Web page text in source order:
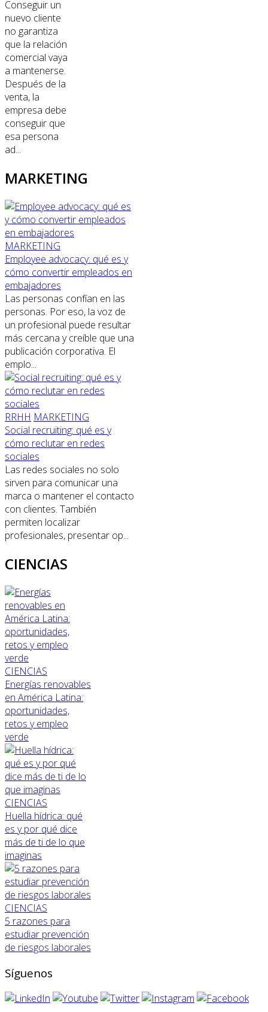
Conseguir un
nuevo cliente
no garantiza
que la relación
comercial vaya
a mantenerse.
Después de la
venta, la
empresa debe
conseguir que
esa persona
ad...
MARKETING
MARKETING
Employee advocacy: qué es y
cómo convertir empleados en
embajadores
Las personas confían en las
personas. Por eso, la voz de
un profesional puede resultar
más cercana y creíble que una
publicación corporativa. El
emplo...
RRHH MARKETING
Social recruiting: qué es y
cómo reclutar en redes
sociales
Las redes sociales no solo
sirven para comunicar una
marca o mantener el contacto
con clientes. También
permiten localizar
profesionales, presentar op...
CIENCIAS
CIENCIAS
Energías renovables
en América Latina:
oportunidades,
retos y empleo
verde
CIENCIAS
Huella hídrica: qué
es y por qué dice
más de ti de lo que
imaginas
CIENCIAS
5 razones para
estudiar prevención
de riesgos laborales
Síguenos